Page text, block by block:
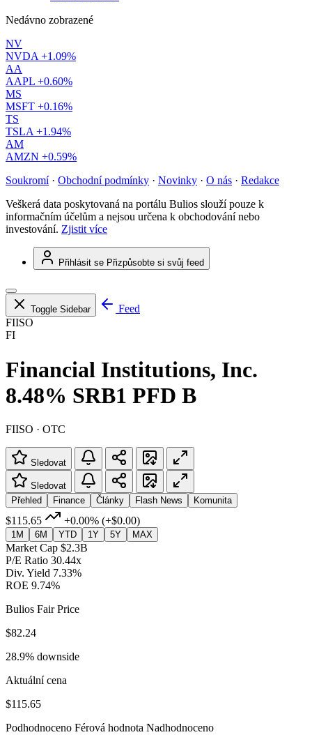
Nedávno zobrazené
NV
NVDA +1.09%
AA
AAPL +0.60%
MS
MSFT +0.16%
TS
TSLA +1.94%
AM
AMZN +0.59%
Soukromí · Obchodní podmínky · Novinky · O nás · Redakce
Veškerá data poskytovaná na portálu Bulios slouží pouze k
informačním účelům a nejsou určena k obchodování nebo
investování. Zjistit více
Přihlásit se Přizpůsobte si svůj feed
Toggle Sidebar
Feed
FIISO
FI
Financial Institutions, Inc.
8.48% SRB1 PFD B
FIISO · OTC
Sledovat
Sledovat
Přehled
Finance Články Flash News Komunita
$115.65 +0.00% (+$0.00)
1M 6M YTD 1Y 5Y MAX
Market Cap $2.3B
P/E Ratio 30.44x
Div. Yield 7.33%
ROE 9.74%
Bulios Fair Price
$82.24
28.9% downside
Aktuální cena
$115.65
Podhodnoceno Férová hodnota Nadhodnoceno